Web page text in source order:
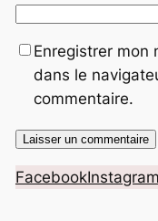
Enregistrer mon
dans le
commentaire.
FacebookInstagram